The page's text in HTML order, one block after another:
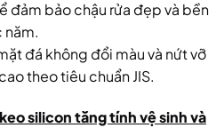
đảm bảo chậu rửa đẹp và bền
năm.
đá không đổi màu và nứt vỡ
theo tiêu chuẩn JIS.
silicon tăng tính vệ sinh và